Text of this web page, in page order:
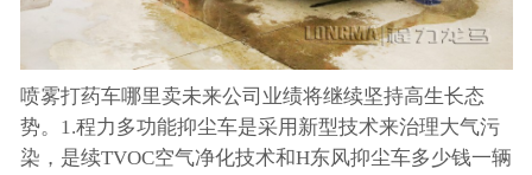
喷雾打药车哪里卖未来公司业绩将继续坚持高生长态
势。1.程力多功能抑尘车是采用新型技术来治理大气污
染，是续TVOC空气净化技术和H东风抑尘车多少钱一辆